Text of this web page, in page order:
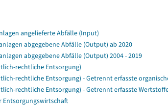
angelieferte Abfälle (Input)
abgegebene Abfälle (Output) ab 2020
abgegebene Abfälle (Output) 2004 - 2019
rechtliche Entsorgung)
rechtliche Entsorgung) - Getrennt erfasste
rechtliche Entsorgung) - Getrennt erfasste